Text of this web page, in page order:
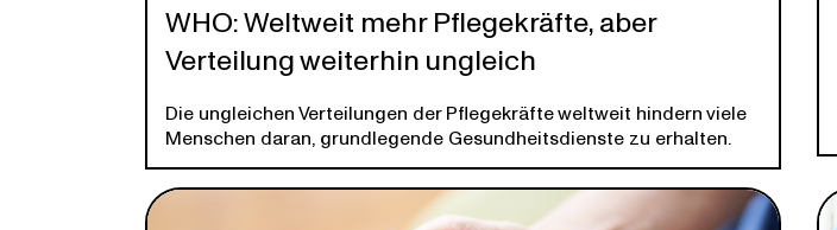
WHO: Weltweit mehr Pflegekräfte, aber
Verteilung weiterhin ungleich
Die ungleichen Verteilungen der Pflegekräfte weltweit hindern viele
Menschen daran, grundlegende Gesundheitsdienste zu erhalten.